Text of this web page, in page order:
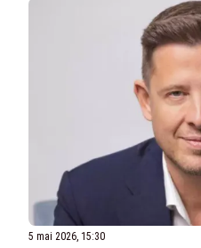
5 mai 2026, 15:30